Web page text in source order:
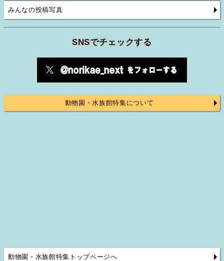
みんなの投稿写真
SNSでチェックする
動物園・水族館特集について
動物園・水族館特集トップページへ